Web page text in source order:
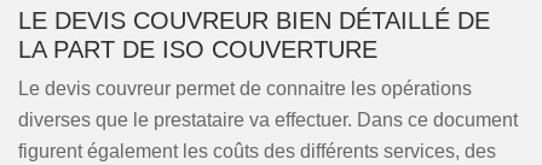
LE DEVIS COUVREUR BIEN DÉTAILLÉ DE
LA PART DE ISO COUVERTURE
Le devis couvreur permet de connaitre les opérations
diverses que le prestataire va effectuer. Dans ce document
figurent également les coûts des différents services, des